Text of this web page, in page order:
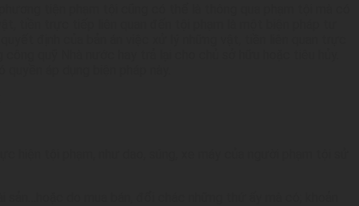
tiện phạm tội cũng có thể là thông qua phạm tội mà có
tiền trực tiếp liên quan đến tội phạm là một biện pháp tư
định của bản án việc xử lý những vật, tiền liên quan trực
quỹ Nhà nước hay trả lại cho chủ sở hữu hoặc tiêu hủy.
áp dụng biện pháp này.
hiện tội phạm, như dao, súng, xe máy của người phạm tội sử
do mua bán, đổi chác những thứ ấy mà có; khoản